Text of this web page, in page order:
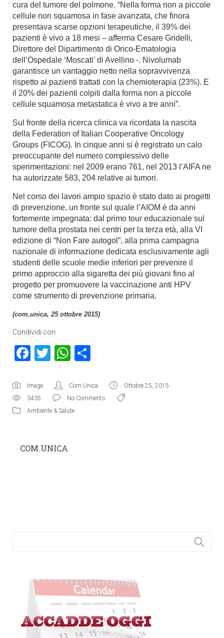
cura del tumore del polmone. “Nella forma non a piccole
cellule non squamosa in fase avanzata, che finora
presentava scarse opzioni terapeutiche, il 39% dei
pazienti è vivo a 18 mesi – afferma Cesare Gridelli,
Direttore del Dipartimento di Onco-Ematologia
dell’Ospedale ‘Moscati’ di Avellino -. Nivolumab
garantisce un vantaggio netto nella sopravvivenza
rispetto ai pazienti trattati con la chemioterapia (23%). E
il 20% dei pazienti colpiti dalla forma non a piccole
cellule squamosa metastatica è vivo a tre anni”.
Sul fronte della ricerca clinica va ricordata la nascita
della Federation of Italian Cooperative Oncology
Groups (FICOG). In cinque anni si è registrato un calo
preoccupante del numero complessivo delle
sperimentazioni: nel 2009 erano 761, nel 2013 l’AIFA ne
ha autorizzate 583, 204 relative ai tumori.
Nel corso dei lavori ampio spazio è stato dato ai progetti
di prevenzione, un fronte sul quale l’AIOM è da anni
fortemente impegnata: dal primo tour educazionale sul
tumore della prostata nei centri per la terza età, alla VI
edizione di “Non Fare autogol”, alla prima campagna
nazionale di informazione dedicata esclusivamente agli
studenti delle scuole medie inferiori per prevenire il
primo approccio alla sigaretta dei più giovani fino al
progetto per promuovere la vaccinazione anti HPV
come strumento di prevenzione primaria.
(com.unica, 25 ottobre 2015)
Condividi con
Facebook
TwitterWhatsApp
Image Com.Unica
Ottobre 25, 2015
3435
No Comments
Ambiente & Salute
COM.UNICA